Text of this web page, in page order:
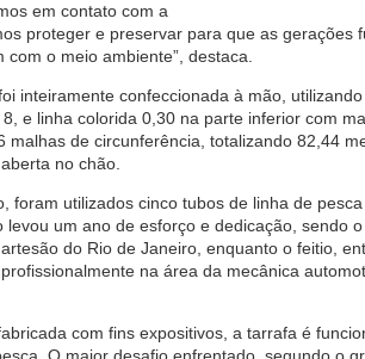
em contato com a
proteger e preservar para que as gerações
o meio ambiente”, destaca.
inteiramente confeccionada à mão,
e linha colorida 0,30 na parte inferior com
malhas de circunferência, totalizando 82,44
no chão.
foram utilizados cinco tubos de linha de
levou um ano de esforço e dedicação, sendo
do Rio de Janeiro, enquanto o feitio,
na área da mecânica
com fins expositivos, a tarrafa é